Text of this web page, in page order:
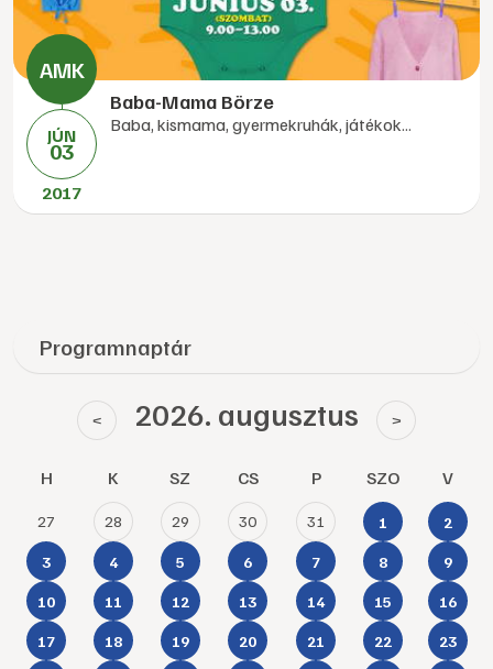
JÚN
03
2017
Baba-Mama Börze
Baba, kismama, gyermekruhák, játékok...
Programnaptár
< 2026. augusztus >
H K SZ CS P SZO V
27 28 29 30 31 1 2
3 4 5 6 7 8 9
10 11 12 13 14 15 16
17 18 19 20 21 22 23